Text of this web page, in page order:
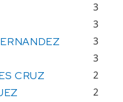
3
3
3
3
CRUZ 2
2